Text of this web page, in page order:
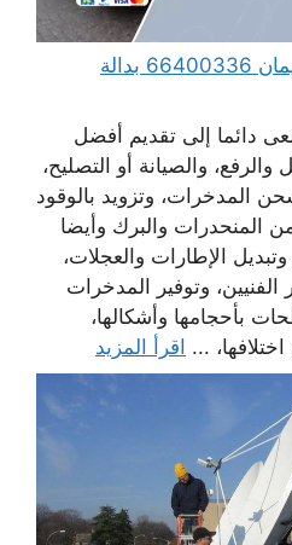
ونش كرين سطحة ام الهيمان 66400336 بدالة
دائما إلى تقديم أفضل
والصيانة أو التصليح،
المدخرات، وتزويد بالوقود
المنحدرات والبرك وأيضا
وتبديل الإطارات والعجلات،
الفنيين، وتوفير المدخرات
بأحجامها وأشكالها،
... اقرأ المزيد